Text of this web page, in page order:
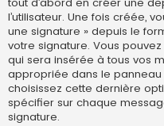
l’utilisateur. Une fois créée,
une signature » depuis le
votre signature. Vous
qui sera insérée à tous vos
appropriée dans le panneau
choisissez cette dernière
spécifier sur chaque
signature.